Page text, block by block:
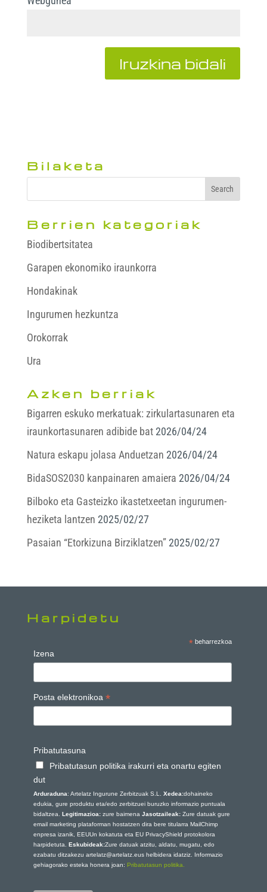
Bilaketa
Berrien kategoriak
Biodibertsitatea
Garapen ekonomiko iraunkorra
Hondakinak
Ingurumen hezkuntza
Orokorrak
Ura
Azken berriak
Bigarren eskuko merkatuak: zirkulartasunaren eta
iraunkortasunaren adibide bat 2026/04/24
Natura eskapu jolasa Anduetzan 2026/04/24
BidaSOS2030 kanpainaren amaiera 2026/04/24
Bilboko eta Gasteizko ikastetxeetan ingurumen-
heziketa lantzen 2025/02/27
Pasaian “Etorkizuna Birziklatzen” 2025/02/27
Harpidetu
* beharrezkoa
Izena
Posta elektronikoa *
Pribatutasuna
Pribatutasun politika irakurri eta onartu egiten
dut
Arduraduna: Artelatz Ingurune Zerbitzuak S.L. Xedea:dohaineko
edukia, gure produktu eta/edo zerbitzuei buruzko informazio puntuala
bidaltzea. Legitimazioa:zure baimena Jasotzaileak: Zure datuak gure
email marketing plataforman hostatzen dira bere titularra MailChimp
enpresa izanik, EEUUn kokatuta eta EU PrivacyShield protokolora
harpidetuta. Eskubideak:Zure datuak atzitu, aldatu, mugatu, edo
ezabatu ditzakezu artelatz@artelatz.eus helbidera idatziz. Informazio
gehiagorako esteka honera joan: Pribatutasun politika.